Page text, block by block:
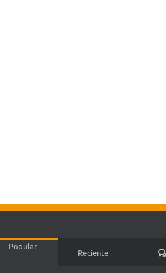
Popular
Reciente